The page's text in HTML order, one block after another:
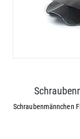
Schraubenmännchen